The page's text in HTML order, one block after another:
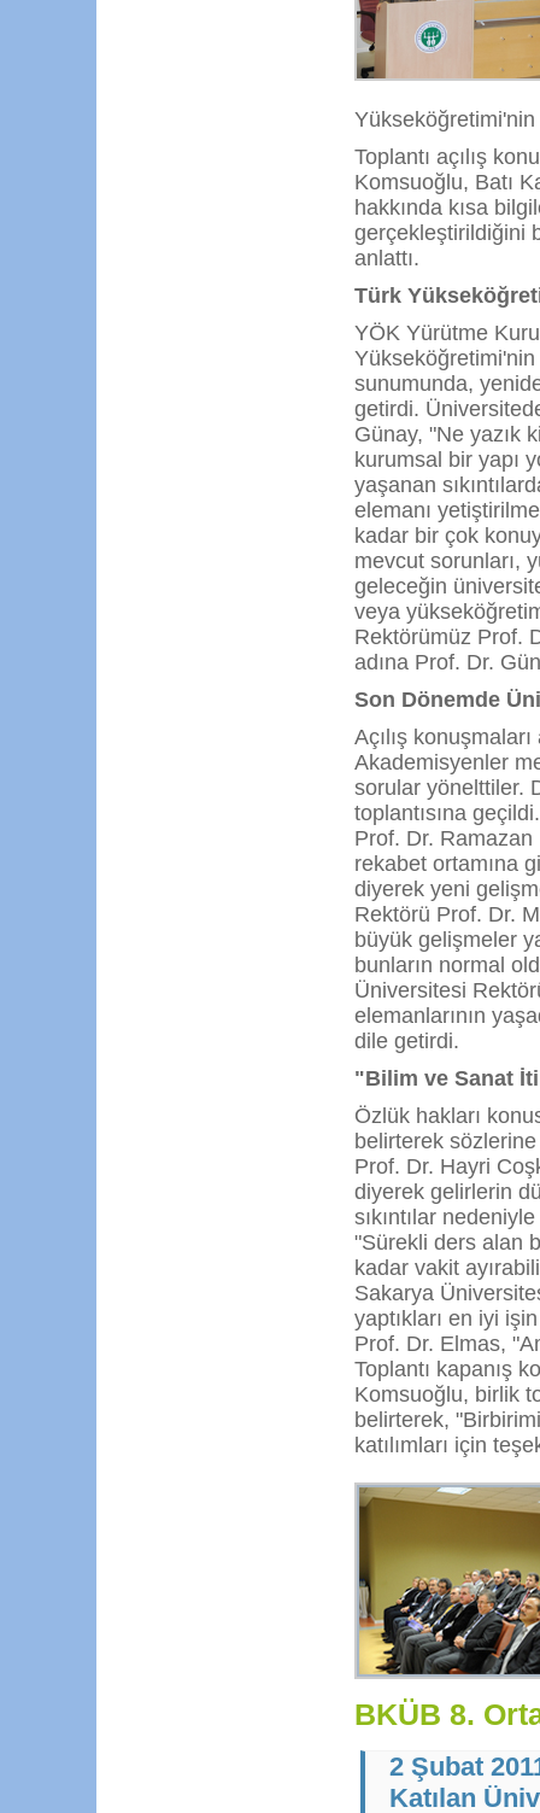
Yükseköğretimi'nin
Toplantı açılış
Komsuoğlu, Batı
hakkında kısa
gerçekleştirildiğini
anlattı.
Türk
YÖK Yürütme
sunumunda,
getirdi.
Günay, "Ne yazık
kurumsal bir yapı
yaşanan
elemanı
kadar bir çok
mevcut sorunları,
geleceğin
veya
Rektörümüz Prof.
adına Prof. Dr.
Son Dönemde
Açılış
Akademisyenler
sorular yönelttiler.
toplantısına
Prof. Dr.
rekabet ortamına
diyerek yeni
Rektörü Prof. Dr.
büyük gelişmeler
bunların normal
Üniversitesi
elemanlarının
dile getirdi.
"Bilim ve Sanat
Özlük hakları
belirterek
Prof. Dr. Hayri
diyerek gelirlerin
sıkıntılar
"Sürekli ders alan
kadar vakit
Sakarya
yaptıkları en iyi
Prof. Dr. Elmas,
Toplantı kapanış
Komsuoğlu, birlik
belirterek,
katılımları için
BKÜB 8.
2 Şubat
Katılan